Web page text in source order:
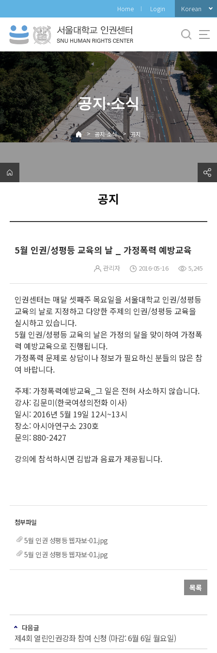
로
메
뉴
Home Login Korean
공지·소식
> 공지·소식 > 공지
공지
5월 인권/성평등 교육의 날 _ 가정폭력 예방교육
관리자 2016-05-16 5,245
인권센터는 매달 셋째주 목요일을 서울대학교 인권/성평등
교육의 날로 지정하고 다양한 주제의 인권/성평등 교육을
실시하고 있습니다.
5월 인권/성평등 교육의 날은 가정의 달을 맞이하여 가정폭
력 예방교육으로 진행됩니다.
가정폭력 문제로 상담이나 정보가 필요하신 분들의 많은 참
여 바랍니다.
주제: 가정폭력예방교육_그 일은 전혀 사소하지 않습니다.
강사: 김문미(한국여성의전화 이사)
일시: 2016년 5월 19일 12시~13시
장소: 아시아연구소 230호
문의: 880-2427
강의에 참석하시면 김밥과 음료가 제공됩니다.
5월 인권 성평등 웹자보-01.jpg
5월 인권 성평등 웹자보-01.jpg
목록
다음글
제4회 열린인권강좌 참여 신청 (마감: 6월 6일 월요일)